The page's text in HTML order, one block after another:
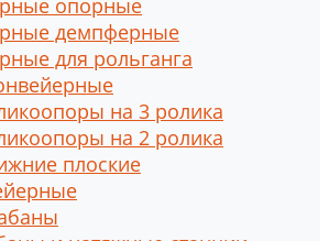
опорные
демпферные
для рольганга
на 3 ролика
на 2 ролика
плоские